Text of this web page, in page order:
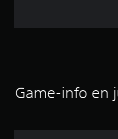
Game-info en